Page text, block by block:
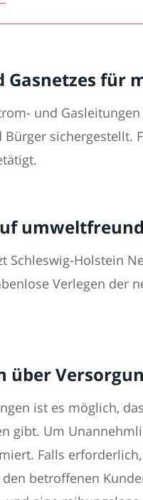
für
und
sichergestellt.
Schleswig-Holstein
Verlegen der
über
ist es möglich,
gibt. Um
Falls
betroffenen